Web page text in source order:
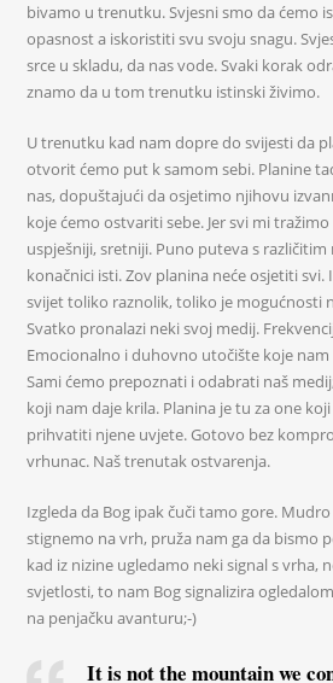
bivamo u trenutku. Svjesni smo da ćemo
opasnost a iskoristiti svu svoju snagu.
srce u skladu, da nas vode. Svaki korak
znamo da u tom trenutku istinski živimo.
U trenutku kad nam dopre do svijesti da
otvorit ćemo put k samom sebi. Planine
nas, dopuštajući da osjetimo njihovu
koje ćemo ostvariti sebe. Jer svi mi
uspješniji, sretniji. Puno puteva s različitim
konačnici isti. Zov planina neće osjetiti
svijet toliko raznolik, toliko je mogućnosti
Svatko pronalazi neki svoj medij.
Emocionalno i duhovno utočište koje
Sami ćemo prepoznati i odabrati naš
koji nam daje krila. Planina je tu za one
prihvatiti njene uvjete. Gotovo bez
vrhunac. Naš trenutak ostvarenja.
Izgleda da Bog ipak čuči tamo gore.
stignemo na vrh, pruža nam ga da bismo
kad iz nizine ugledamo neki signal s vrha,
svjetlosti, to nam Bog signalizira
na penjačku avanturu;-)
It is not the mountain we